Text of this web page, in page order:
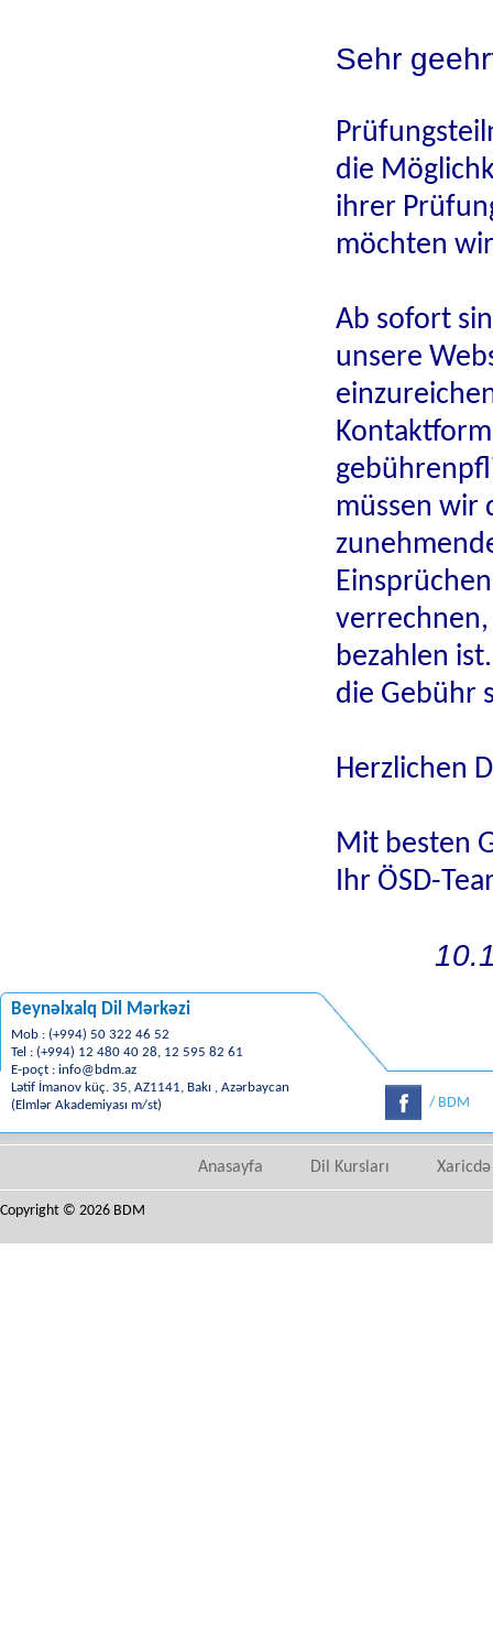
Sehr
die
ihrer
möchten
Ab sofort
unsere
müssen wir
bezahlen
die Gebühr
Herzlichen
Mit besten
Ihr ÖSD-
Beynəlxalq Dil Mərkəzi
Mob : (+994) 50 322 46 52
Tel : (+994) 12 480 40 28, 12 595 82 61
E-poçt : info@bdm.az
Lətif İmanov küç. 35, AZ1141, Bakı , Azərbaycan
(Elmlər Akademiyası m/st)
/ BDM
Anasayfa Dil Kursları
Copyright © 2026 BDM